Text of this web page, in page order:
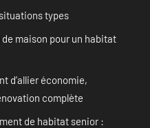
types
maison pour un habitat
d’allier économie,
complète
de habitat senior :